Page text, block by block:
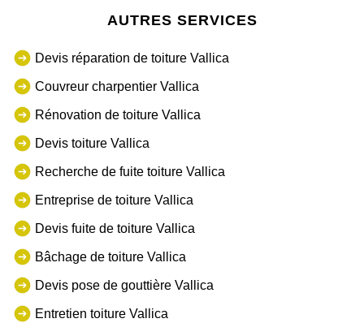
AUTRES SERVICES
Devis réparation de toiture Vallica
Couvreur charpentier Vallica
Rénovation de toiture Vallica
Devis toiture Vallica
Recherche de fuite toiture Vallica
Entreprise de toiture Vallica
Devis fuite de toiture Vallica
Bâchage de toiture Vallica
Devis pose de gouttière Vallica
Entretien toiture Vallica